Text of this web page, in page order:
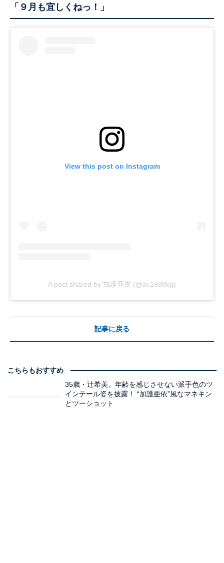
「９月も宜しくねっ！」
View this post on Instagram
A post shared by 加護亜依 (@ai.1988kg)
記事に戻る
こちらもおすすめ
35歳・辻希美、年齢を感じさせない派手色のツ
インテール姿を披露！ “加護亜依”風なマネキン
とツーショット